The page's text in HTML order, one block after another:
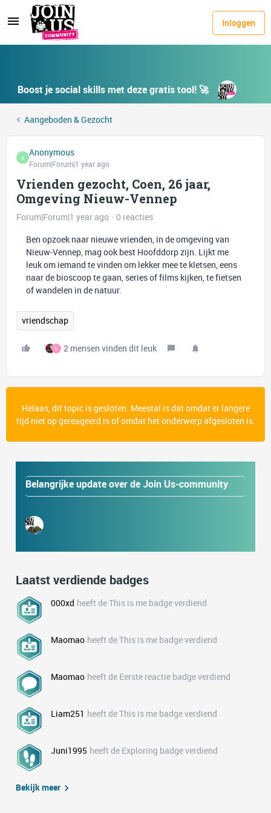
Inloggen
Boost je social skills met deze gratis tool! 🚀
Aangeboden & Gezocht
A Anonymous
Forum|Forum|1 year ago
Vrienden gezocht, Coen, 26 jaar,
Omgeving Nieuw-Vennep
Forum|Forum|1 year ago
0 reacties
Ben opzoek naar nieuwe vrienden, in de omgeving van
Nieuw-Vennep, mag ook best Hoofddorp zijn. Lijkt me
leuk om iemand te vinden om lekker mee te kletsen, eens
naar de bioscoop te gaan, series of films kijken, te fietsen
of wandelen in de natuur.
vriendschap
L 2 mensen vinden dit leuk
Helaas, dit topic is gesloten. Meestal is dat omdat er langere
tijd niet op gereageerd is of omdat het onderwerp afgesloten is.
Belangrijke update over de Join Us-community
Laatst verdiende badges
000xd heeft de This is me badge verdiend
Maomao heeft de This is me badge verdiend
Maomao heeft de Eerste reactie badge verdiend
Liam251 heeft de This is me badge verdiend
Juni1995 heeft de Exploring badge verdiend
Bekijk meer